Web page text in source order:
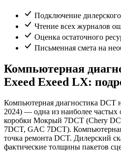
Подключение
Чтение всех журналов
Оценка остаточного
Письменная смета на
Компьютерная
Exeed Exeed LX:
Компьютерная диагностика DCT
2024) — одна из наиболее
коробки Мокрый 7DCT (Chery
7DCT, GAC 7DCT).
точка ремонта DCT. Дилерский
фактические толщины пакетов